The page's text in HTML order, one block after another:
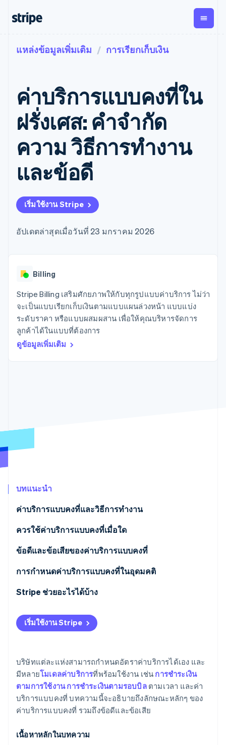
การชำระเงิน
การชำระเงิน
ออนไลน์
Payment links
การชำระเงิน
เขียนโค้ด
Checkout
UI การชำระ
เงินสำเร็จรูป
Elements
องค์ประกอบ UI
วิธีการชำระ
เงิน
มากกว่า 125
Authorization
ยกระดับการ
ชำระเงิน
Link
รวดเร็วขึ้น
รายรับ
แบบแผนล่วง
หน้า
Metronome
การเรียกเก็บ
เงินตามการ
ใช้งาน
การชำระเงิน
ตามรอบบิล
การจัดการ
การชำระเงิน
ตามรอบบิล
Invoicing
ตามแบบแผน
ล่วงหน้า
Tax
ขายและ VAT
ทำบัญชี
Sigma
รายงานที่
ออกแบบเอง
Data
Pipeline
การ
Global
เบิกจ่าย
บุคคลที่
สาม
Radar
Atlas
การขจัดคาร์บอน
Stripe Sessions 2026
ดูว่า Stripe กำลังสร้างโครงสร้างพื้นฐานระบบเศรษฐกิจสำหรับ
รับชมเลย
ตามขั้น
ตามกรณีใช้งาน
การค้าแบบใช้เอเจนต์
อีคอมเมิร์ซ
บริการทางการเงินที่ผสาน
รวมในตัว
การทำงานอัตโนมัติด้าน
ธุรกิจทั่วโลก
การชำระเงินในแอป
มาร์เก็ตเพลส
การจัดการเงิน
แพลตฟอร์ม
บริษัท AI
แวดวงครีเอเตอร์
เกม
การบริการ การเดินทาง
สื่อและความบันเทิง
เอกสารประกอบ
ไลบรารีและ SDK
Stripe Apps
คู่มือ
รับการชำระเงินออนไลน์
ติดตั้งใช้งานการชำระเงิน
สำเร็จรูป
มาร์เก็ตเพลส
จัดการการชำระเงินตาม
รอบบิล
เสนอการเรียกเก็บเงินตาม
การใช้งาน
แหล่งข้อมูล
การเชื่อมต่อการทำงาน
บล็อกของนักพัฒนา
เรียนรู้
คู่มือ
การสนับสนุน
รับการสนับสนุน
แพ็กเกจการสนับสนุนที่ได้
รับการจัดการ
บริการเฉพาะทาง
การติดต่อ
ติดต่อฝ่ายขาย
แหล่งข้อมูลเพิ่มเติม การเรียกเก็บเงิน
ค่าบริการแบบคงที่ใน
ฝรั่งเศส: คำจำกัด
ความ วิธีการทำงาน
และข้อดี
เริ่มใช้งาน Stripe
อัปเดตล่าสุดเมื่อวันที่ 23 มกราคม 2026
Billing
Stripe Billing เสริมศักยภาพให้กับทุกรูปแบบค่าบริการ ไม่ว่า
จะเป็นแบบเรียกเก็บเงินตามแบบแผนล่วงหน้า แบบแบ่ง
ระดับราคา หรือแบบผสมผสาน เพื่อให้คุณบริหารจัดการ
ลูกค้าได้ในแบบที่ต้องการ
ดูข้อมูลเพิ่มเติม
บทแนะนำ
ค่าบริการแบบคงที่และวิธีการทำงาน
ควรใช้ค่าบริการแบบคงที่เมื่อใด
ข้อดีและข้อเสียของค่าบริการแบบคงที่
การกำหนดค่าบริการแบบคงที่ในอุดมคติ
Stripe ช่วยอะไรได้บ้าง
เริ่มใช้งาน Stripe
บริษัทแต่ละแห่งสามารถกำหนดอัตราค่าบริการได้เอง และ
มีหลายโมเดลค่าบริการที่พร้อมใช้งาน เช่น การชำระเงิน
ตามการใช้งานการชำระเงินตามรอบบิลตามเวลา และค่า
บริการแบบคงที่ บทความนี้จะอธิบายถึงลักษณะหลักๆ ของ
ค่าบริการแบบคงที่ รวมถึงข้อดีและข้อเสีย
เนื้อหาหลักในบทความ